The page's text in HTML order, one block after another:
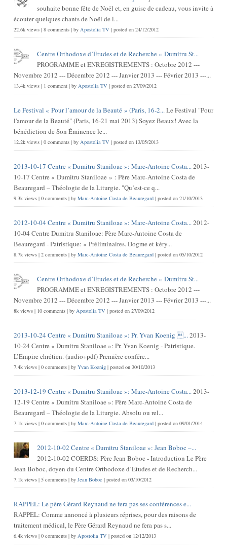
souhaite bonne fête de Noël et, en guise de cadeau, vous invite à
écouter quelques chants de Noël de l...
22.6k views| 8 comments| by Apostolia TV | posted on 24/12/2012
Centre Orthodoxe d’Études et de Recherche « Dumitru St...
PROGRAMME et ENREGISTREMENTS : Octobre 2012 ---
Novembre 2012 --- Décembre 2012 --- Janvier 2013 --- Février 2013 ---...
13.4k views| 1 comment| by Apostolia TV | posted on 27/09/2012
Le Festival « Pour l’amour de la Beauté » (Paris, 16-2...Le Festival "Pour
l'amour de la Beauté" (Paris, 16-21 mai 2013) Soyez Beaux! Avec la
bénédiction de Son Éminence le...
12.2k views| 0 comments| by Apostolia TV | posted on 13/05/2013
2013-10-17 Centre « Dumitru Staniloae »: Marc-Antoine Costa...2013-
10-17 Centre « Dumitru Staniloae » : Père Marc-Antoine Costa de
Beauregard – Théologie de la Liturgie. "Qu’est-ce q...
9.3k views| 0 comments| by Marc-Antoine Costa de Beauregard| posted on 21/10/2013
2012-10-04 Centre « Dumitru Staniloae »: Marc-Antoine Costa...2012-
10-04 Centre Dumitru Staniloae: Père Marc-Antoine Costa de
Beauregard - Patristique: « Préliminaires. Dogme et kéry...
8.7k views| 2 comments| by Marc-Antoine Costa de Beauregard| posted on 05/10/2012
Centre Orthodoxe d’Études et de Recherche « Dumitru St...
PROGRAMME et ENREGISTREMENTS : Octobre 2012 ---
Novembre 2012 --- Décembre 2012 --- Janvier 2013 --- Février 2013 ---...
8k views| 10 comments| by Apostolia TV | posted on 27/09/2012
2013-10-24 Centre « Dumitru Staniloae »: Pr. Yvan Koenig ...2013-
10-24 Centre « Dumitru Staniloae »: Pr. Yvan Koenig - Patristique.
L’Empire chrétien. (audio+pdf) Première confére...
7.4k views| 0 comments| by Yvan Koenig| posted on 30/10/2013
2013-12-19 Centre « Dumitru Staniloae »: Marc-Antoine Costa...2013-
12-19 Centre « Dumitru Staniloae »: Père Marc-Antoine Costa de
Beauregard – Théologie de la Liturgie. Absolu ou rel...
7.1k views| 0 comments| by Marc-Antoine Costa de Beauregard| posted on 09/01/2014
2012-10-02 Centre « Dumitru Staniloae »: Jean Boboc –...
2012-10-02 COERDS: Père Jean Boboc - Introduction Le Père
Jean Boboc, doyen du Centre Orthodoxe d’Études et de Recherch...
7.1k views| 5 comments| by Jean Boboc | posted on 03/10/2012
RAPPEL: Le père Gérard Reynaud ne fera pas ses conférences e...
RAPPEL: Comme annoncé à plusieurs réprises, pour des raisons de
traitement médical, le Père Gérard Reynaud ne fera pas s...
6.4k views| 0 comments| by Apostolia TV | posted on 12/12/2013